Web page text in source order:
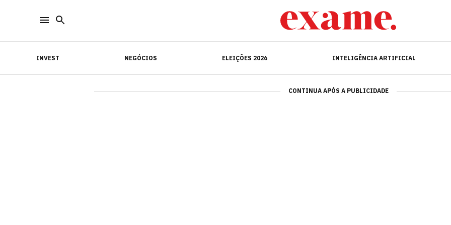
INVEST NEGÓCIOS ELEIÇÕES 2026 INTELIGÊNCIA ARTIFICIAL
INVEST INTELIGÊNCIA ARTIFICIAL
CONTINUA APÓS A PUBLICIDADE